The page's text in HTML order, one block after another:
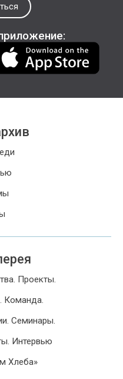
Проекты.
Команда.
Семинары.
Интервью
Хлеба»